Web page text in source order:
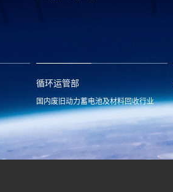
循环运管部
国内废旧动力蓄电池及材料回收行业
hyxh@huayou.com